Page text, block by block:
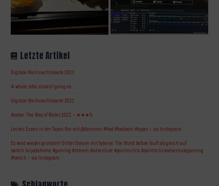
Letzte Artikel
Digitale Weihnachtskarte 2023
A whole lotta shakin‘ going on…
Digitale Weihnachtskarte 2022
Avatar: The Way of Water, 2022 – ★★★½
Lecker Essen in der Tapas Bar mit @dancorni #food #foodporn #tapas – via Instagram
Es wird wieder geströmt! Dritter Stream mit Syberia: The World before läuft ab gleich auf
twitch.tv/yodahome #gaming #stream #adventure #pointnclick #pointnclickadventuregaming
#twitch – via Instagram